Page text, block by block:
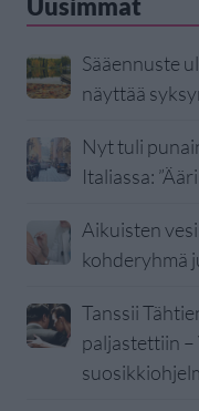
Uusimmat
Sääennuste
näyttää
Nyt tuli
Italiassa:
Aikuisten
kohderyhmä
Tanssii
paljastettiin –